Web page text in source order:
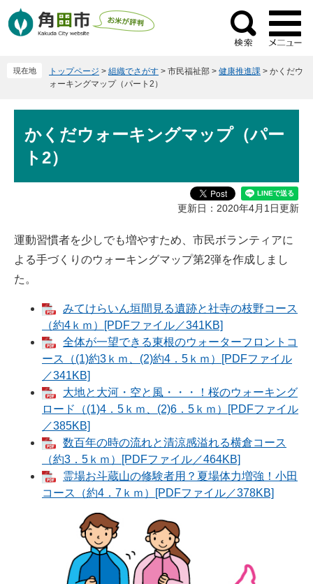
ー
ニ
検
索
現在地 トップページ > 組織でさがす > 市民福祉部 > 健康推進課 > かくだウ
ォーキングマップ（パート2）
かくだウォーキングマップ（パー
ト2）
更新日：2020年4月1日更新
運動習慣者を少しでも増やすため、市民ボランティアに
よる手づくりのウォーキングマップ第2弾を作成しまし
た。
みてけらいん垣間見る遺跡と社寺の枝野コース
（約4ｋｍ）[PDFファイル／341KB]
全体が一望できる東根のウォーターフロントコ
ース（(1)約3ｋｍ、(2)約4．5ｋｍ）[PDFファイル
／341KB]
大地と大河・空と風・・・！桜のウォーキング
ロード（(1)4．5ｋｍ、(2)6．5ｋｍ）[PDFファイル
／385KB]
数百年の時の流れと清涼感溢れる横倉コース
（約3．5ｋｍ）[PDFファイル／464KB]
霊場お斗蔵山の修験者用？夏場体力増強！小田
コース（約4．7ｋｍ）[PDFファイル／378KB]